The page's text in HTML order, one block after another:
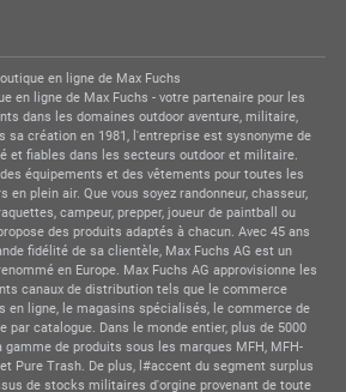
en ligne de Max Fuchs
en ligne de Max Fuchs - votre partenaire pour les
dans les domaines outdoor aventure, militaire,
sa création en 1981, l'entreprise est sysnonyme de
et fiables dans les secteurs outdoor et militaire.
équipements et des vêtements pour toutes les
plein air. Que vous soyez randonneur, chasseur,
campeur, prepper, joueur de paintball ou
des produits adaptés à chacun. Avec 45 ans
fidélité de sa clientèle, Max Fuchs AG est un
en Europe. Max Fuchs AG approvisionne les
canaux de distribution tels que le commerce
en ligne, le magasins spécialisés, le commerce de
par catalogue. Dans le monde entier, plus de 5000
de produits sous les marques MFH, MFH-
Pure Trash. De plus, l#accent du segment surplus
de stocks militaires d'orgine provenant de toute